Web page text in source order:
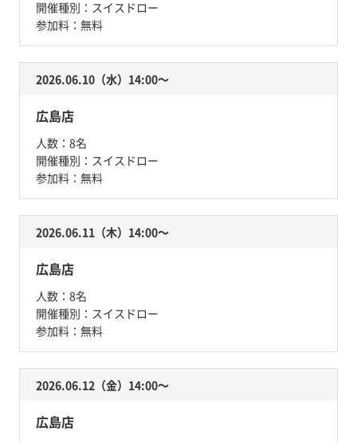
開催種別： スイスドロー
参加料： 無料
2026.06.10（水）14:00〜
広島店
人数： 8名
開催種別： スイスドロー
参加料： 無料
2026.06.11（木）14:00〜
広島店
人数： 8名
開催種別： スイスドロー
参加料： 無料
2026.06.12（金）14:00〜
広島店